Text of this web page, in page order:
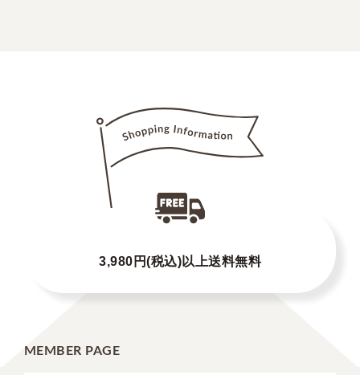
3,980円(税込)以上送料無料
MEMBER PAGE